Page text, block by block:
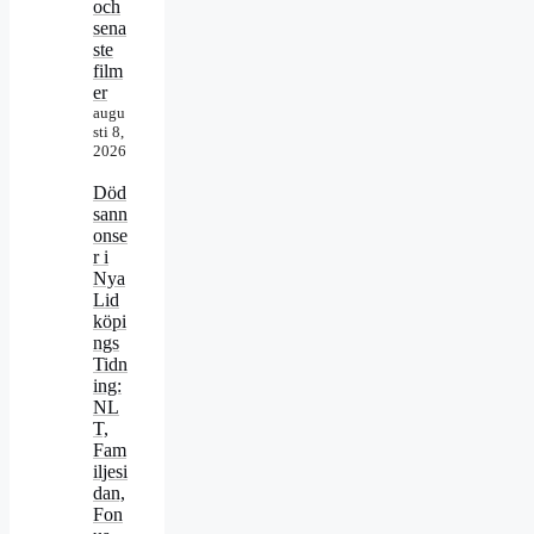
och
sena
ste
film
er
augu
sti 8,
2026
Död
sann
onse
r i
Nya
Lid
köpi
ngs
Tidn
ing:
NL
T,
Fam
iljesi
dan,
Fon